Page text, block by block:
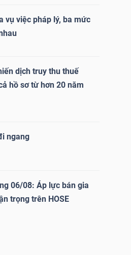
vụ việc pháp lý, ba mức
dịch truy thu thuế
hồ sơ từ hơn 20 năm
ngang
06/08: Áp lực bán gia
trọng trên HOSE